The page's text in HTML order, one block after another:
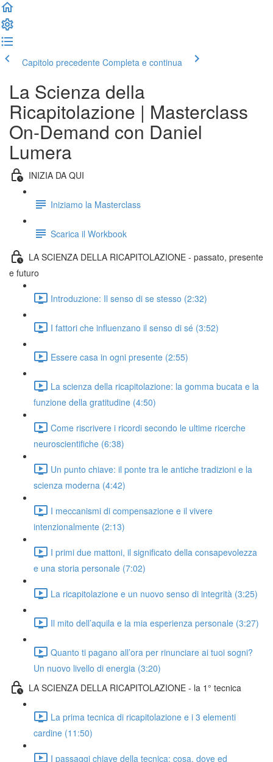
Capitolo precedente Completa e continua
La Scienza della
Ricapitolazione | Masterclass
On-Demand con Daniel
Lumera
INIZIA DA QUI
Iniziamo la Masterclass
Scarica il Workbook
LA SCIENZA DELLA RICAPITOLAZIONE - passato, presente
e futuro
Introduzione: Il senso di se stesso (2:32)
I fattori che influenzano il senso di sé (3:52)
Essere casa in ogni presente (2:55)
La scienza della ricapitolazione: la gomma bucata e la
funzione della gratitudine (4:50)
Come riscrivere i ricordi secondo le ultime ricerche
neuroscientifiche (6:38)
Un punto chiave: il ponte tra le antiche tradizioni e la
scienza moderna (4:42)
I meccanismi di compensazione e il vivere
intenzionalmente (2:13)
I primi due mattoni, il significato della consapevolezza
e una storia personale (7:02)
La ricapitolazione e un nuovo senso di integrità (3:25)
Il mito dell’aquila e la mia esperienza personale (3:27)
Quanto ti pagano all’ora per rinunciare ai tuoi sogni?
Un nuovo livello di energia (3:20)
LA SCIENZA DELLA RICAPITOLAZIONE - la 1° tecnica
La prima tecnica di ricapitolazione e i 3 elementi
cardine (11:50)
I passaggi chiave della tecnica: cosa, dove ed